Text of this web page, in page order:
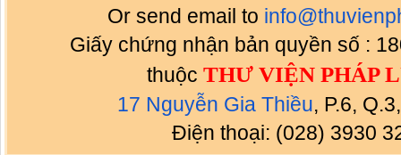
Or send email to
Giấy chứng nhận bản quyền số :
thuộc THƯ VIỆN PHÁP
17 Nguyễn Gia Thiều, P.6,
Điện thoại: (028) 3930